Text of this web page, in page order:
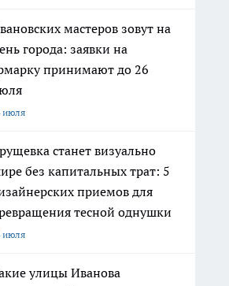
мастеров зовут на
города: заявки на
принимают до 26
июля
станет визуально
без капитальных трат: 5
приемов для
тесной однушки
июля
улицы Иванова